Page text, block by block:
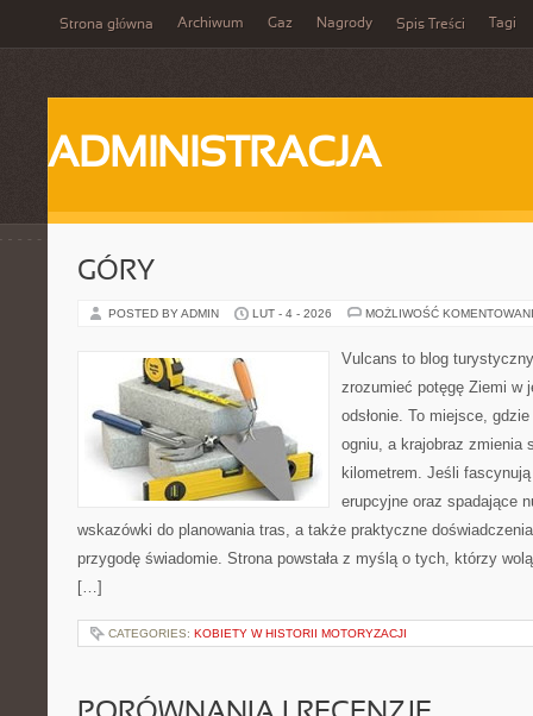
Strona główna Archiwum Gaz Nagrody Spis Treści Tagi
ADMINISTRACJA
GÓRY
POSTED BY ADMIN LUT - 4 - 2026 MOŻLIWOŚĆ
Vulcans to blog
zrozumieć potęgę Ziemi w
odsłonie. To miejsce,
ogniu, a krajobraz zmienia
kilometrem. Jeśli
erupcyjne oraz spadające
wskazówki do planowania tras, a także praktyczne
przygodę świadomie. Strona powstała z myślą o tych, którzy
[…]
CATEGORIES: KOBIETY W HISTORII MOTORYZACJI